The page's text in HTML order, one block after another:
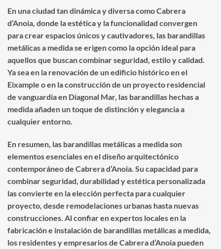
En una ciudad tan dinámica y diversa como Cabrera
d’Anoia, donde la estética y la funcionalidad convergen
para crear espacios únicos y cautivadores, las barandillas
metálicas a medida se erigen como la opción ideal para
aquellos que buscan combinar seguridad, estilo y calidad.
Ya sea en la renovación de un edificio histórico en el
Eixample o en la construcción de un proyecto residencial
de vanguardia en Diagonal Mar, las barandillas hechas a
medida añaden un toque de distinción y elegancia a
cualquier entorno.
En resumen, las barandillas metálicas a medida son
elementos esenciales en el diseño arquitectónico
contemporáneo de Cabrera d’Anoia. Su capacidad para
combinar seguridad, durabilidad y estética personalizada
las convierte en la elección perfecta para cualquier
proyecto, desde remodelaciones urbanas hasta nuevas
construcciones. Al confiar en expertos locales en la
fabricación e instalación de barandillas metálicas a medida,
los residentes y empresarios de Cabrera d’Anoia pueden